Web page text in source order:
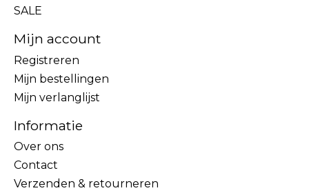
SALE
Mijn account
Registreren
Mijn bestellingen
Mijn verlanglijst
Informatie
Over ons
Contact
Verzenden & retourneren